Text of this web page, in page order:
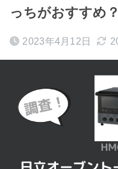
っちがおすすめ？
2023年4月12日